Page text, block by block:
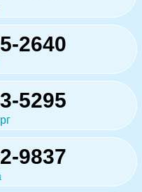
2640
5295
9837